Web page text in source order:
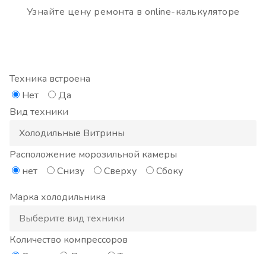
Узнайте цену ремонта в online-калькуляторе
Техника встроена
Нет
Да
Вид техники
Расположение морозильной камеры
нет
Снизу Сверху
Сбоку
Марка холодильника
Количество компрессоров